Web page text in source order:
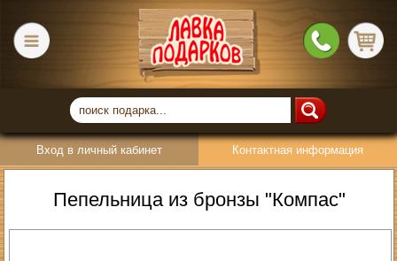
Вход в личный кабинет Контактная информация
Пепельница из бронзы "Компас"